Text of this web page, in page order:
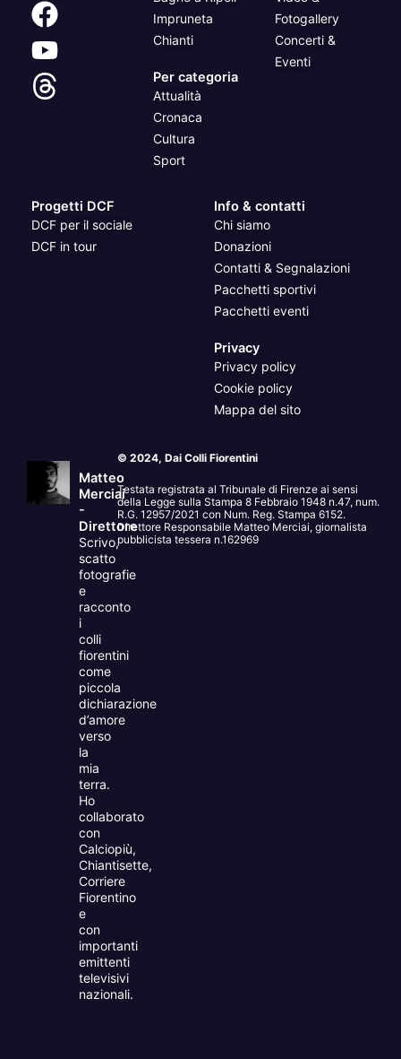
Impruneta
Chianti
Per categoria
Attualità
Cronaca
Cultura
Sport
Fotogallery
Concerti &
Eventi
Progetti DCF
DCF per il sociale
DCF in tour
Info & contatti
Chi siamo
Donazioni
Contatti & Segnalazioni
Pacchetti sportivi
Pacchetti eventi
Privacy
Privacy policy
Cookie policy
Mappa del sito
Matteo
Merciai
-
Direttore
Scrivo,
scatto
fotografie
e
racconto
i
colli
fiorentini
come
piccola
dichiarazione
d’amore
verso
la
mia
terra.
Ho
collaborato
con
Calciopiù,
Chiantisette,
Corriere
Fiorentino
e
con
importanti
emittenti
televisivi
nazionali.
© 2024, Dai Colli Fiorentini
Testata registrata al Tribunale di Firenze ai sensi
della Legge sulla Stampa 8 Febbraio 1948 n.47, num.
R.G. 12957/2021 con Num. Reg. Stampa 6152.
Direttore Responsabile Matteo Merciai, giornalista
pubblicista tessera n.162969